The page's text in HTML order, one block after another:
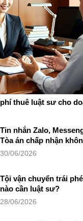
thuê luật sư cho
Tin nhắn Zalo,
Tòa án chấp nhận
30/06/2026
Tội vận chuyển trái
nào cần luật sư?
28/06/2026